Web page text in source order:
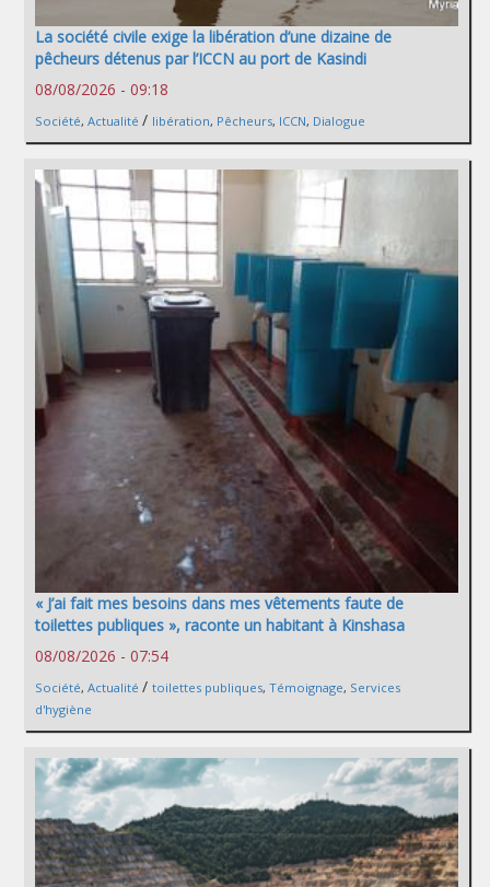
La société civile exige la libération d’une dizaine de
pêcheurs détenus par l’ICCN au port de Kasindi
08/08/2026 - 09:18
Société, Actualité / libération, Pêcheurs, ICCN, Dialogue
« J’ai fait mes besoins dans mes vêtements faute de
toilettes publiques », raconte un habitant à Kinshasa
08/08/2026 - 07:54
Société, Actualité / toilettes publiques, Témoignage, Services
d'hygiène